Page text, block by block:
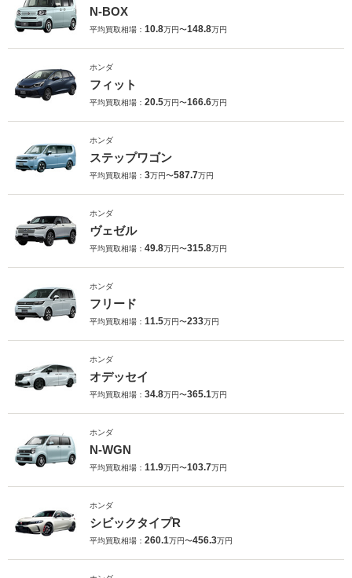
N-BOX
平均買取相場： 10.8万円〜148.8万円
ホンダ
フィット
平均買取相場： 20.5万円〜166.6万円
ホンダ
ステップワゴン
平均買取相場： 3万円〜587.7万円
ホンダ
ヴェゼル
平均買取相場： 49.8万円〜315.8万円
ホンダ
フリード
平均買取相場： 11.5万円〜233万円
ホンダ
オデッセイ
平均買取相場： 34.8万円〜365.1万円
ホンダ
N-WGN
平均買取相場： 11.9万円〜103.7万円
ホンダ
シビックタイプR
平均買取相場： 260.1万円〜456.3万円